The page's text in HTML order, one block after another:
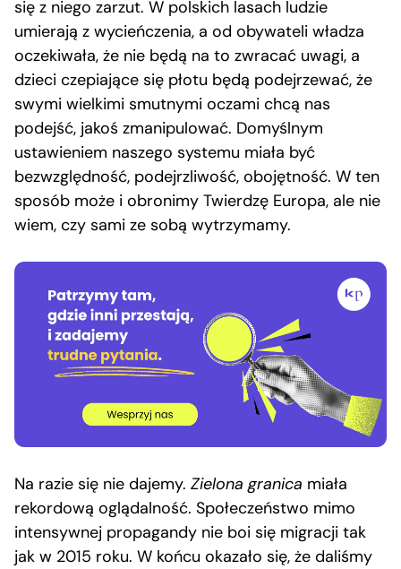
się z niego zarzut. W polskich lasach ludzie
umierają z wycieńczenia, a od obywateli władza
oczekiwała, że nie będą na to zwracać uwagi, a
dzieci czepiające się płotu będą podejrzewać, że
swymi wielkimi smutnymi oczami chcą nas
podejść, jakoś zmanipulować. Domyślnym
ustawieniem naszego systemu miała być
bezwzględność, podejrzliwość, obojętność. W ten
sposób może i obronimy Twierdzę Europa, ale nie
wiem, czy sami ze sobą wytrzymamy.
Na razie się nie dajemy. Zielona granica miała
rekordową oglądalność. Społeczeństwo mimo
intensywnej propagandy nie boi się migracji tak
jak w 2015 roku. W końcu okazało się, że daliśmy